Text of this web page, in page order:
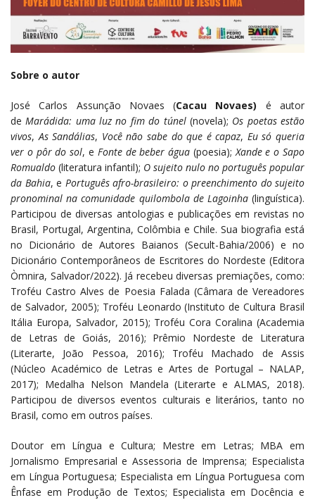
Sobre o autor
José Carlos Assunção Novaes (Cacau Novaes) é autor
deMarádida: uma luz no fim do túnel(novela); Os poetas estão
vivos,As Sandálias, Você não sabe do que é capaz, Eu só queria
ver o pôr do sol, e Fonte de beber água (poesia);Xande e o Sapo
Romualdo (literatura infantil); O sujeito nulo no português popular
da Bahia, e Português afro-brasileiro: o preenchimento do sujeito
pronominal na comunidade quilombola de Lagoinha(linguística).
Participou de diversas antologias e publicações em revistas no
Brasil, Portugal, Argentina, Colômbia e Chile. Sua biografia está
no Dicionário de Autores Baianos (Secult-Bahia/2006) e no
Dicionário Contemporâneos de Escritores do Nordeste (Editora
Òmnira, Salvador/2022). Já recebeu diversas premiações, como:
Troféu Castro Alves de Poesia Falada (Câmara de Vereadores
de Salvador, 2005); Troféu Leonardo (Instituto de Cultura Brasil
Itália Europa, Salvador, 2015); Troféu Cora Coralina (Academia
de Letras de Goiás, 2016); Prêmio Nordeste de Literatura
(Literarte, João Pessoa, 2016); Troféu Machado de Assis
(Núcleo Académico de Letras e Artes de Portugal – NALAP,
2017); Medalha Nelson Mandela (Literarte e ALMAS, 2018).
Participou de diversos eventos culturais e literários, tanto no
Brasil, como em outros países.
Doutor em Língua e Cultura; Mestre em Letras; MBA em
Jornalismo Empresarial e Assessoria de Imprensa; Especialista
em Língua Portuguesa; Especialista em Língua Portuguesa com
Ênfase em Produção de Textos; Especialista em Docência e